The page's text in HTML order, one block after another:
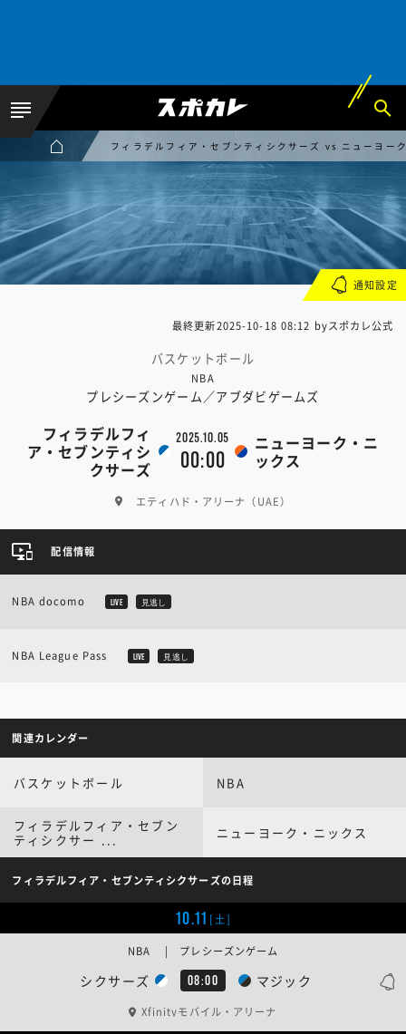
フィラデルフィア・セブンティシクサーズ vs ニューヨー
最終更新2025-10-18 08:12 byスポカレ公式
バスケットボール
NBA
プレシーズンゲーム／アブダビゲームズ
フィラデルフィ
ア・セブンティシ
クサーズ
2025.10.05
00:00
ニューヨーク・ニ
ックス
エティハド・アリーナ（UAE）
通知設定
配信情報
NBA docomo LIVE 見逃し
NBA League Pass LIVE 見逃し
関連カレンダー
バスケットボール NBA
フィラデルフィア・セブン
ティシクサー ...
ニューヨーク・ニックス
フィラデルフィア・セブンティシクサーズの日程
10.11 [土]
シクサーズ 08:00 マジック
NBA | プレシーズンゲーム
Xfinityモバイル・アリーナ